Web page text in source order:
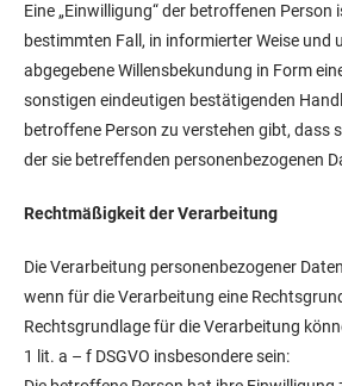
Eine „Einwilligung“ der betroffenen Person
bestimmten Fall, in informierter Weise und
abgegebene Willensbekundung in Form
sonstigen eindeutigen bestätigenden
betroffene Person zu verstehen gibt, dass
der sie betreffenden personenbezogenen
Rechtmäßigkeit der Verarbeitung
Die Verarbeitung personenbezogener
wenn für die Verarbeitung eine
Rechtsgrundlage für die Verarbeitung
1 lit. a – f DSGVO insbesondere sein: